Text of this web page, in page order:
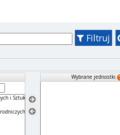
Filtruj
Wybrane jednostki